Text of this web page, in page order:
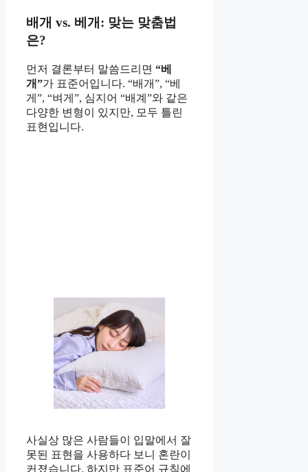
배개 vs. 베개: 맞는 맞춤법
은?
먼저 결론부터 말씀드리면 “베
개”가 표준어입니다. “배개”, “베
게”, “벼게”, 심지어 “배계”와 같은
다양한 변형이 있지만, 모두 틀린
표현입니다.
사실상 많은 사람들이 입말에서 잘
못된 표현을 사용하다 보니 혼란이
커졌습니다. 하지만 표준어 규칙에